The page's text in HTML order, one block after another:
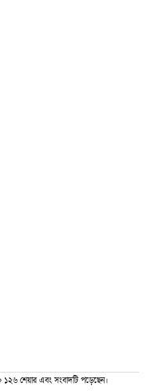
১২৬ শেয়ার এবং সংবাদটি পড়েছেন।